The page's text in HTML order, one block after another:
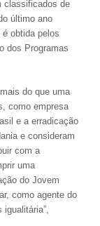
classificados de
último ano
obtida pelos
dos Programas
do que uma
como empresa
e a erradicação
e consideram
com a
uma
do Jovem
como agente do